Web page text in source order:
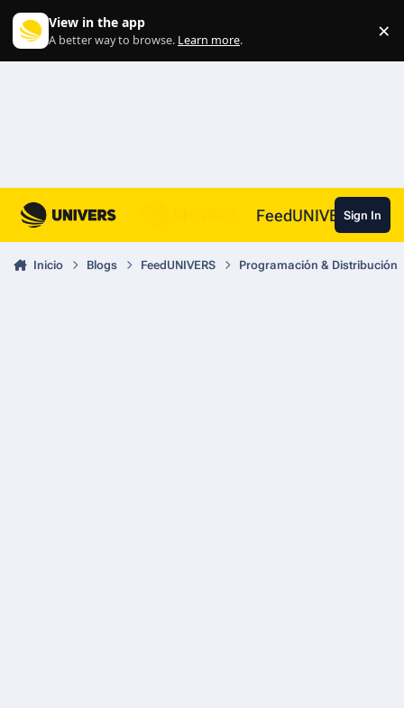
View in the app
A better way to browse. Learn more. ×
FeedUNIVERSSign In
Inicio Blogs FeedUNIVERS Programación & Distribución